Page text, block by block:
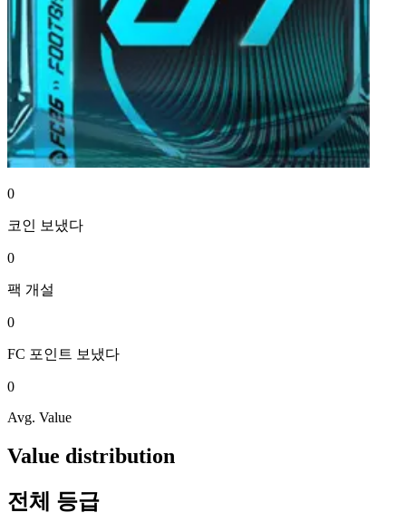
0
코인 보냈다
0
팩 개설
0
FC 포인트 보냈다
0
Avg. Value
Value distribution
전체 등급